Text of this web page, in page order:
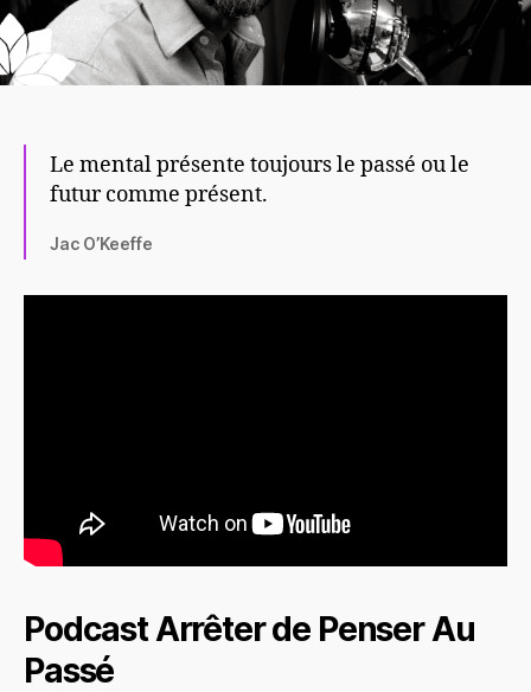
Le mental présente toujours le passé ou le
futur comme présent.
Jac O’Keeffe
Podcast Arrêter de Penser Au
Passé